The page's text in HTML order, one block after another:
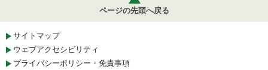
ページの先頭へ戻る
サイトマップ
ウェブアクセシビリティ
プライバシーポリシー・免責事項